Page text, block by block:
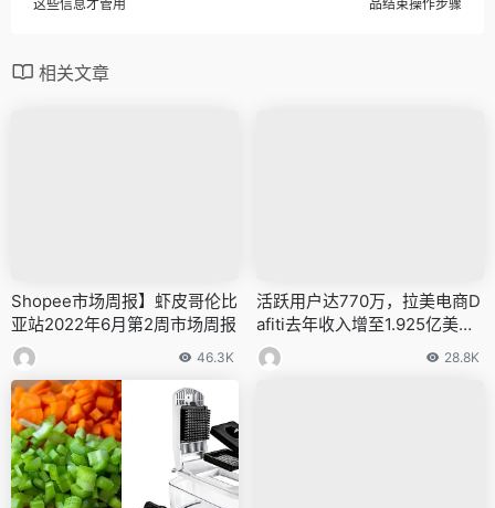
这些信息才管用
品结束操作步骤
相关文章
Shopee市场周报】虾皮哥伦比
亚站2022年6月第2周市场周报
46.3K
活跃用户达770万，拉美电商D
afiti去年收入增至1.925亿美
元！
28.8K